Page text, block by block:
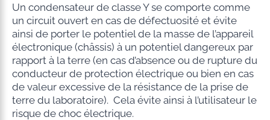
Un condensateur de classe Y se comporte comme
un circuit ouvert en cas de défectuosité et évite
ainsi de porter le potentiel de la masse de l’appareil
électronique (châssis) à un potentiel dangereux par
rapport à la terre (en cas d’absence ou de rupture du
conducteur de protection électrique ou bien en cas
de valeur excessive de la résistance de la prise de
terre du laboratoire). Cela évite ainsi à l’utilisateur le
risque de choc électrique.